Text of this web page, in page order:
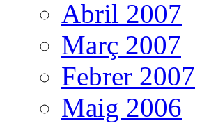
Abril 2007
Març 2007
Febrer 2007
Maig 2006